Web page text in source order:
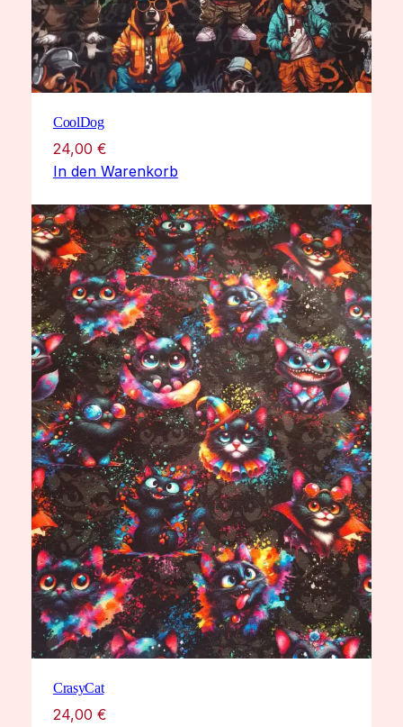
CoolDog
24,00 €
In den Warenkorb
CrasyCat
24,00 €